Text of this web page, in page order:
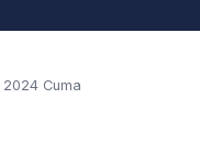
2024 Cuma